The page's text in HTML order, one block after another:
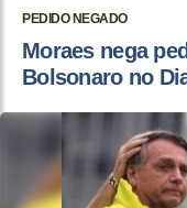
PEDIDO NEGADO
Moraes nega
Bolsonaro no